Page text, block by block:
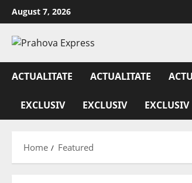
August 7, 2026
ACTUALITATE ACTUALITATE
EXCLUSIV EXCLUSIV EXCLUSIV
Home Featured